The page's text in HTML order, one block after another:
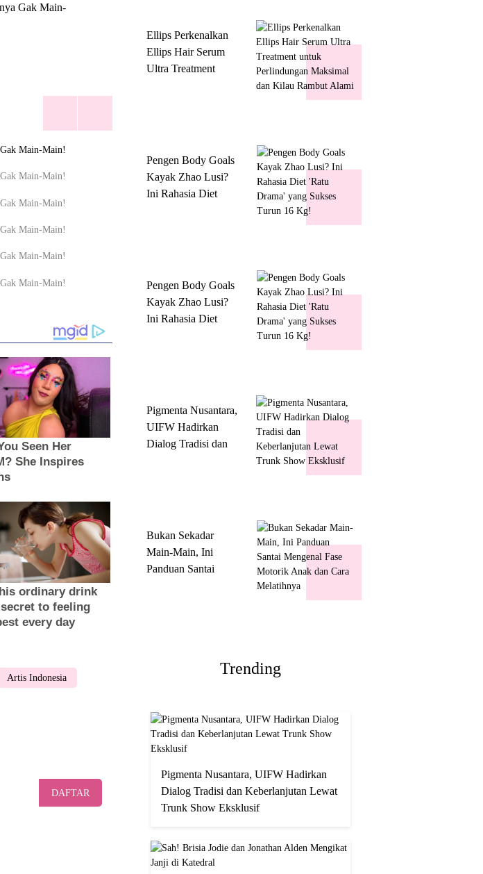
Gak Main-
Artis Indonesia
DAFTAR
Ellips Perkenalkan
Ellips Hair Serum
Ultra Treatment
Pengen Body Goals
Kayak Zhao Lusi?
Ini Rahasia Diet
Pengen Body Goals
Kayak Zhao Lusi?
Ini Rahasia Diet
Pigmenta Nusantara,
UIFW Hadirkan
Dialog Tradisi dan
Bukan Sekadar
Main-Main, Ini
Panduan Santai
Trending
Pigmenta Nusantara, UIFW Hadirkan
Dialog Tradisi dan Keberlanjutan Lewat
Trunk Show Eksklusif